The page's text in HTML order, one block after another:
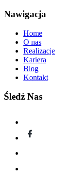
Nawigacja
Home
O nas
Realizacje
Kariera
Blog
Kontakt
Śledź Nas